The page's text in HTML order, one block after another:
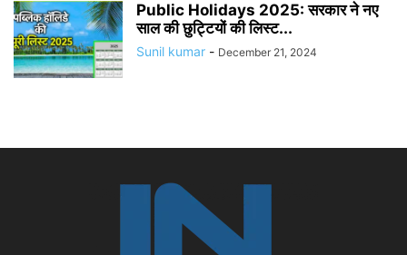
Public Holidays 2025: सरकार ने नए
साल की छुट्टियों की लिस्ट...
Sunil kumar - December 21, 2024